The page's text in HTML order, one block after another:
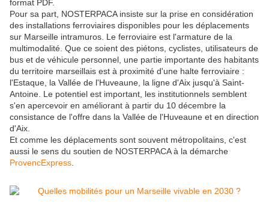
format PDF.
Pour sa part, NOSTERPACA insiste sur la prise en considération
des installations ferroviaires disponibles pour les déplacements
sur Marseille intramuros. Le ferroviaire est l'armature de la
multimodalité. Que ce soient des piétons, cyclistes, utilisateurs de
bus et de véhicule personnel, une partie importante des habitants
du territoire marseillais est à proximité d'une halte ferroviaire :
l'Estaque, la Vallée de l'Huveaune, la ligne d'Aix jusqu'à Saint-
Antoine. Le potentiel est important, les institutionnels semblent
s'en apercevoir en améliorant à partir du 10 décembre la
consistance de l'offre dans la Vallée de l'Huveaune et en direction
d'Aix.
Et comme les déplacements sont souvent métropolitains, c'est
aussi le sens du soutien de NOSTERPACA à la démarche
ProvencExpress